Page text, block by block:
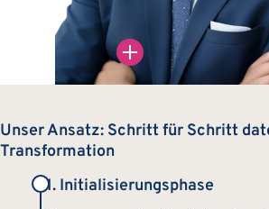
Unser Ansatz: Schritt für Schritt
Transformation
1. Initialisierungsphase